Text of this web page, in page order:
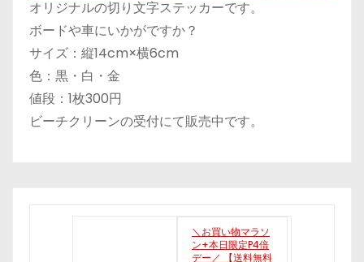
オリジナルの切り文字ステッカーです。
ボードや車にいかがですか？
サイズ：縦14cm×横6cm
色：黒・白・金
値段：1枚300円
ビーチクリーンの受付にて販売中です。
＼お買い物マラソ
ン+本日限定P4倍
デー／ 【送料無料